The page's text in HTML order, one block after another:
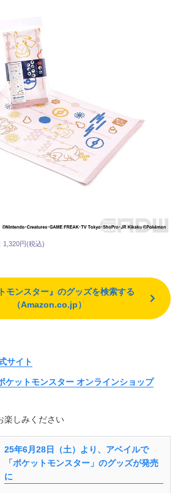
1,320円(税込)
モンスター』のグッズを検索する
（Amazon.co.jp）
サイト
ケットモンスター オンラインショップ
楽しみください
25年6月28日（土）より、アベイルで
「ポケットモンスター」のグッズが発売
に